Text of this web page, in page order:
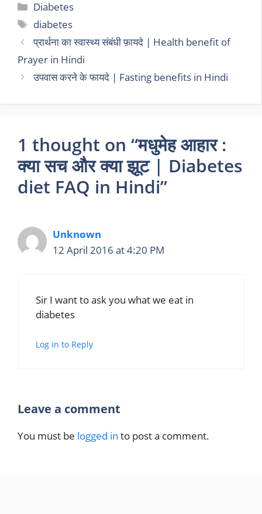
Diabetes
diabetes
प्रार्थना का स्वास्थ्य संबंधी फ़ायदे | Health benefit of
Prayer in Hindi
उपवास करने के फायदे | Fasting benefits in Hindi
1 thought on “मधुमेह आहार :
क्या सच और क्या झूट | Diabetes
diet FAQ in Hindi”
Unknown
12 April 2016 at 4:20 PM
Sir I want to ask you what we eat in
diabetes
Log in to Reply
Leave a comment
You must be logged in to post a comment.